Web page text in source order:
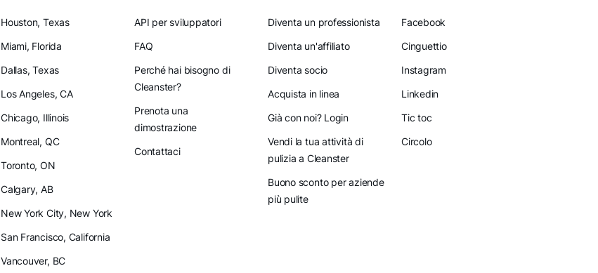
Houston, Texas
Miami, Florida
Dallas, Texas
Los Angeles, CA
Chicago, Illinois
Montreal, QC
Toronto, ON
Calgary, AB
New York City, New York
San Francisco, California
Vancouver, BC
API per sviluppatori
FAQ
Perché hai bisogno di
Cleanster?
Prenota una
dimostrazione
Contattaci
Diventa un professionista
Diventa un'affiliato
Diventa socio
Acquista in linea
Già con noi? Login
Vendi la tua attività di
pulizia a Cleanster
Buono sconto per aziende
più pulite
Facebook
Cinguettio
Instagram
Linkedin
Tic toc
Circolo